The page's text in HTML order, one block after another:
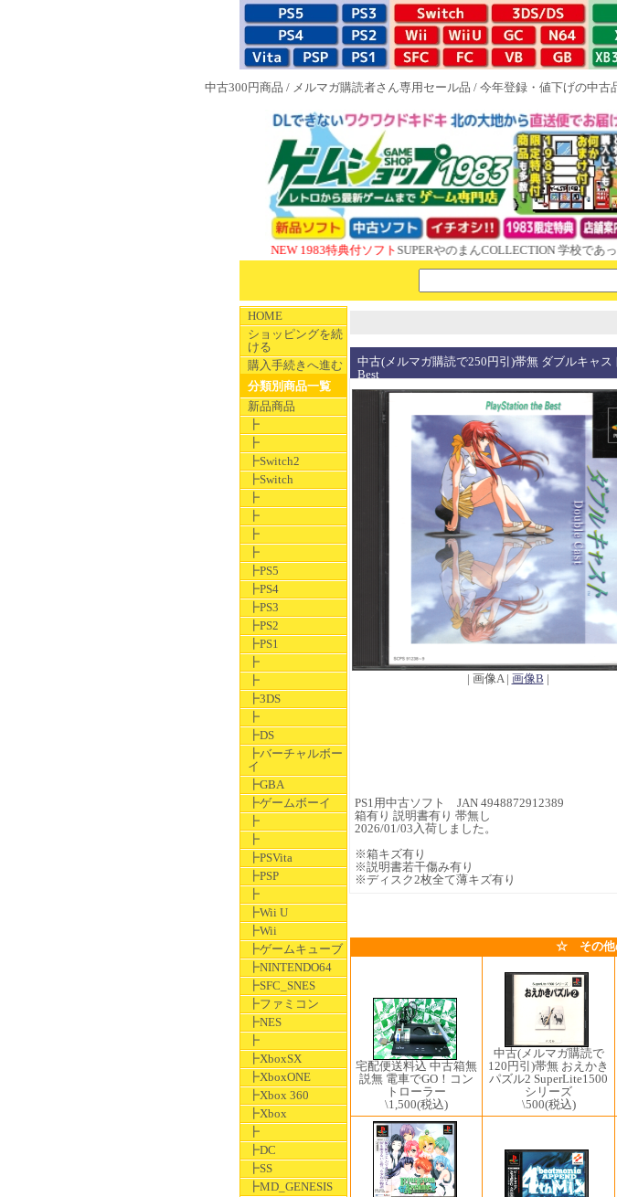
中古300円商品 / メルマガ購読者さん専用セール品 / 今年登録・値下げの中古
NEW 1983特典付ソフトSUPERやのまんCOLLECTION 学校であった怖い
HOME
ショッピングを続
ける
購入手続きへ進む
分類別商品一覧
新品商品
┣
┣
┣Switch2
┣Switch
┣
┣
┣
┣
┣PS5
┣PS4
┣PS3
┣PS2
┣PS1
┣
┣
┣3DS
┣
┣DS
┣バーチャルボー
イ
┣GBA
┣ゲームボーイ
┣
┣
┣PSVita
┣PSP
┣
┣Wii U
┣Wii
┣ゲームキューブ
┣NINTENDO64
┣SFC_SNES
┣ファミコン
┣NES
┣
┣XboxSX
┣XboxONE
┣Xbox 360
┣Xbox
┣
┣DC
┣SS
┣MD_GENESIS
中古(メルマガ購読で250円引)帯無 ダブルキャ
Best
| 画像A | 画像B |
PS1用中古ソフト JAN 4948872912389
箱有り 説明書有り 帯無し
2026/01/03入荷しました。
※箱キズ有り
※説明書若干傷み有り
※ディスク2枚全て薄キズ有り
☆ その
宅配便送料込 中古箱無
説無 電車でGO！コン
トローラー
\1,500(税込)
中古(メルマガ購読で
120円引)帯無 おえかき
パズル2 SuperLite1500
シリーズ
\500(税込)